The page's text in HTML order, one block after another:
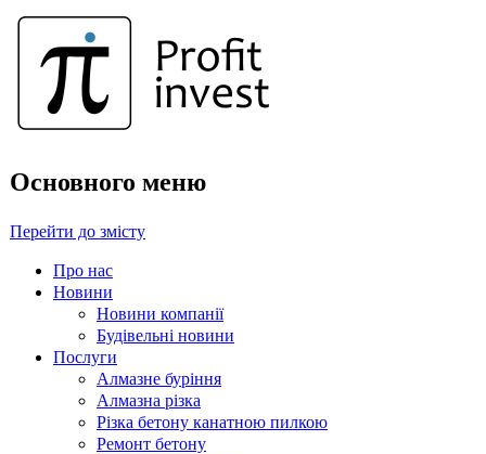
Основного меню
Перейти до змісту
Про нас
Новини
Новини компанії
Будівельні новини
Послуги
Алмазне буріння
Алмазна різка
Різка бетону канатною пилкою
Ремонт бетону